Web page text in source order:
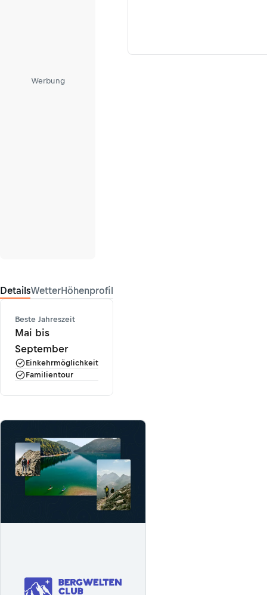
Werbung
DetailsWetterHöhenprofil
Beste Jahreszeit
Mai bis
September
Einkehrmöglichkeit
Familientour